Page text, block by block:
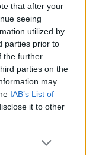
that after your
seeing
utilized by
parties prior to
the further
parties on the
may
IAB’s List of
it to other
Ο θρύλος
δεν βρίσκει